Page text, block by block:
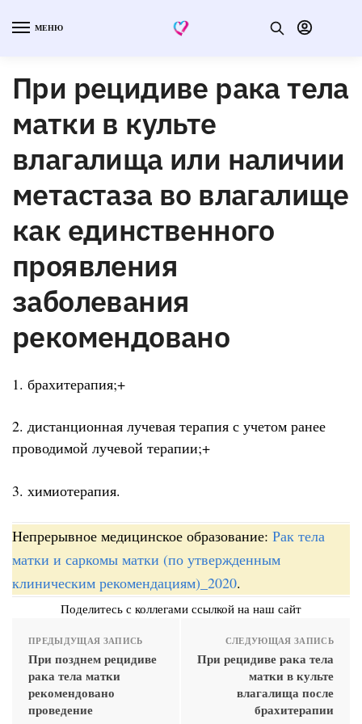
МЕНЮ
При рецидиве рака тела
матки в культе
влагалища или наличии
метастаза во влагалище
как единственного
проявления
заболевания
рекомендовано
1. брахитерапия;+
2. дистанционная лучевая терапия с учетом ранее
проводимой лучевой терапии;+
3. химиотерапия.
Непрерывное медицинское образование: Рак тела
матки и саркомы матки (по утвержденным
клиническим рекомендациям)_2020.
Поделитесь с коллегами ссылкой на наш сайт
ПРЕДЫДУЩАЯ ЗАПИСЬ
При позднем рецидиве
рака тела матки
рекомендовано
проведение
СЛЕДУЮЩАЯ ЗАПИСЬ
При рецидиве рака тела
матки в культе
влагалища после
брахитерапии